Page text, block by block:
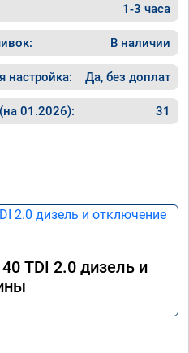
1-3 часа
В наличии
настройка: Да, без доплат
01.2026): 31
TDI 2.0 дизель и